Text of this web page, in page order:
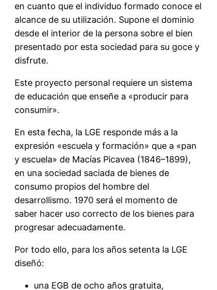
en cuanto que el individuo formado conoce el
alcance de su utilización. Supone el dominio
desde el interior de la persona sobre el bien
presentado por esta sociedad para su goce y
disfrute.
Este proyecto personal requiere un sistema
de educación que enseñe a «producir para
consumir».
En esta fecha, la LGE responde más a la
expresión «escuela y formación» que a «pan
y escuela» de Macías Picavea (1846–1899),
en una sociedad saciada de bienes de
consumo propios del hombre del
desarrollismo. 1970 será el momento de
saber hacer uso correcto de los bienes para
progresar adecuadamente.
Por todo ello, para los años setenta la LGE
diseñó:
una EGB de ocho años gratuita,